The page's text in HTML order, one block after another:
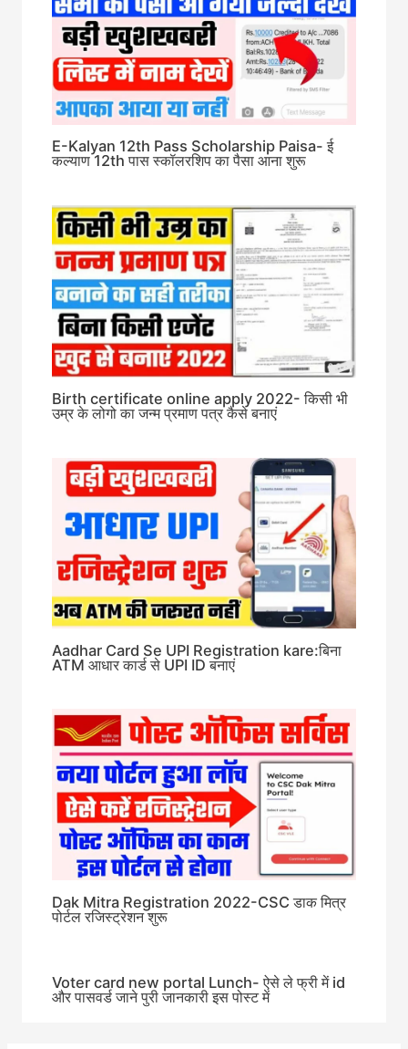
E-Kalyan 12th Pass Scholarship Paisa- ई
कल्याण 12th पास स्कॉलरशिप का पैसा आना शुरू
Birth certificate online apply 2022- किसी भी
उम्र के लोगो का जन्म प्रमाण पत्र कैसे बनाएं
Aadhar Card Se UPI Registration kare:बिना
ATM आधार कार्ड से UPI ID बनाएं
Dak Mitra Registration 2022-CSC डाक मित्र
पोर्टल रजिस्ट्रेशन शुरू
Voter card new portal Lunch- ऐसे ले फ्री में id
और पासवर्ड जाने पुरी जानकारी इस पोस्ट में